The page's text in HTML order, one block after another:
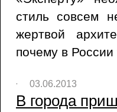
стиль совсем
жертвой
почему в
03.06.2013
В города